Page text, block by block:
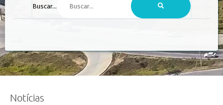
Buscar...
Notícias